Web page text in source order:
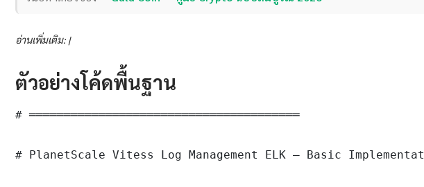
อ่านเพิ่มเติม: |
ตัวอย่างโค้ดพื้นฐาน
# ═══════════════════════════════════════
# PlanetScale Vitess Log Management ELK — Basic